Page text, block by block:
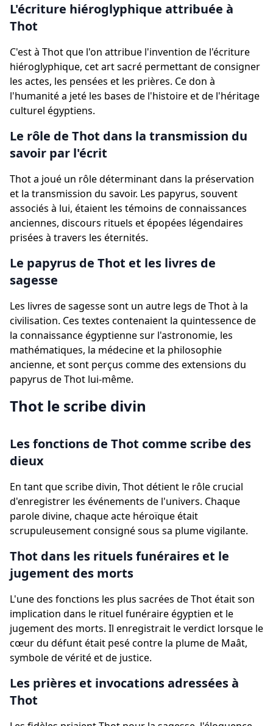
L'écriture hiéroglyphique attribuée à
Thot
C'est à Thot que l'on attribue l'invention de l'écriture
hiéroglyphique, cet art sacré permettant de consigner
les actes, les pensées et les prières. Ce don à
l'humanité a jeté les bases de l'histoire et de l'héritage
culturel égyptiens.
Le rôle de Thot dans la transmission du
savoir par l'écrit
Thot a joué un rôle déterminant dans la préservation
et la transmission du savoir. Les papyrus, souvent
associés à lui, étaient les témoins de connaissances
anciennes, discours rituels et épopées légendaires
prisées à travers les éternités.
Le papyrus de Thot et les livres de
sagesse
Les livres de sagesse sont un autre legs de Thot à la
civilisation. Ces textes contenaient la quintessence de
la connaissance égyptienne sur l'astronomie, les
mathématiques, la médecine et la philosophie
ancienne, et sont perçus comme des extensions du
papyrus de Thot lui-même.
Thot le scribe divin
Les fonctions de Thot comme scribe des
dieux
En tant que scribe divin, Thot détient le rôle crucial
d'enregistrer les événements de l'univers. Chaque
parole divine, chaque acte héroïque était
scrupuleusement consigné sous sa plume vigilante.
Thot dans les rituels funéraires et le
jugement des morts
L'une des fonctions les plus sacrées de Thot était son
implication dans le rituel funéraire égyptien et le
jugement des morts. Il enregistrait le verdict lorsque le
cœur du défunt était pesé contre la plume de Maât,
symbole de vérité et de justice.
Les prières et invocations adressées à
Thot